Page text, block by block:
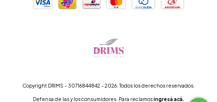
Copyright DRIMS - 30716844842 - 2026. Todos los derechos reservados.
Defensa de las y los consumidores. Para reclamosingresá acá.